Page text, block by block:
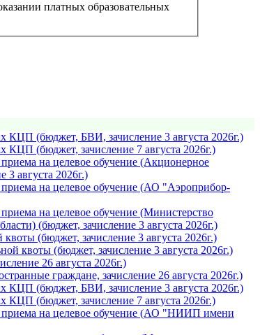
платных образовательных
КЦП (бюджет, БВИ, зачислениe 3 августа 2026г.)
(бюджет, зачислениe 7 августа 2026г.)
на целевое обучение (Акционерное
августа 2026г.)
на целевое обучение (АО "Аэроприбор-
на целевое обучение (Министерство
(бюджет, зачислениe 3 августа 2026г.)
(бюджет, зачислениe 3 августа 2026г.)
квоты (бюджет, зачислениe 3 августа 2026г.)
26 августа 2026г.)
граждане, зачислениe 26 августа 2026г.)
КЦП (бюджет, БВИ, зачислениe 3 августа 2026г.)
(бюджет, зачислениe 7 августа 2026г.)
приема на целевое обучение (АО "НИИП имени